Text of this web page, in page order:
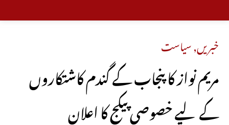
خبریں,سیاست
مریم نواز کا پنجاب کے گندم کاشتکاروں
کے لیے خصوصی پیکج کا اعلان